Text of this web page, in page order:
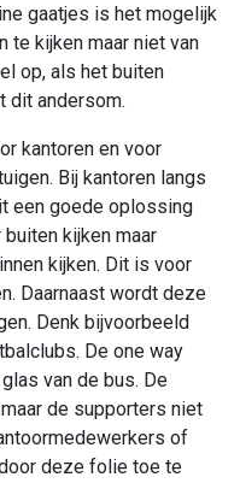
gaatjes is het mogelijk
te kijken maar niet van
op, als het buiten
dit andersom.
kantoren en voor
Bij kantoren langs
een goede oplossing
kijken maar
kijken. Dit is voor
Daarnaast wordt deze
Denk bijvoorbeeld
De one way
van de bus. De
de supporters niet
of
deze folie toe te